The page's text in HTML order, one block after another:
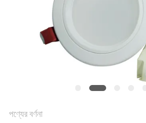
PRIVACY
POLICY
পণ্যের বর্ণনা